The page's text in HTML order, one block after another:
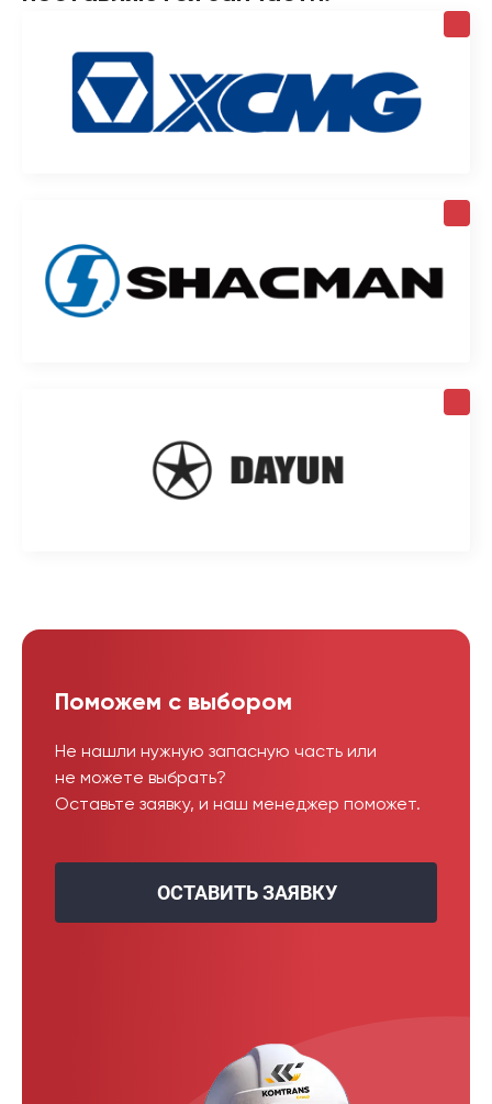
Поможем с выбором
Не нашли нужную запасную часть или
не можете выбрать?
Оставьте заявку, и наш менеджер поможет.
ОСТАВИТЬ ЗАЯВКУ